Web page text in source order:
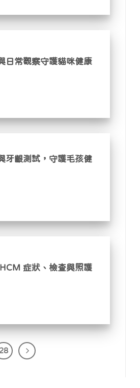
日常觀察守護貓咪健康
牙齦測試，守護毛孩健
症狀、檢查與照護
28